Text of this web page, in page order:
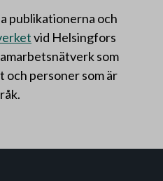
publikationerna och
vid Helsingfors
som
och personer som är